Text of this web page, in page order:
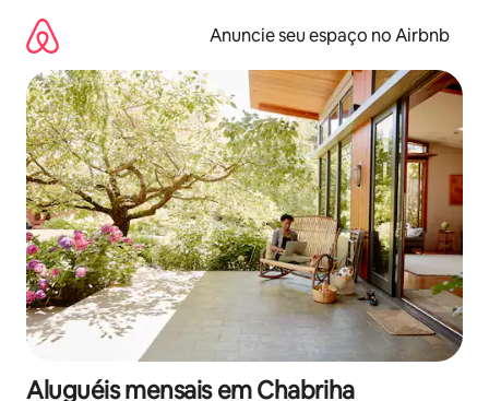
para
conteúdo
Anuncie seu espaço no Airbnb
Aluguéis mensais em Chabriha